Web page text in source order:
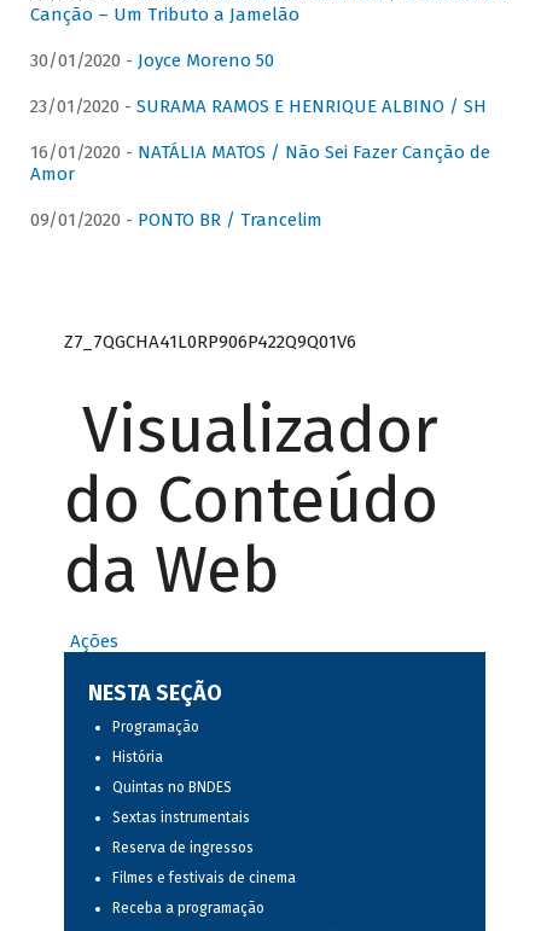
Canção – Um Tributo a Jamelão
30/01/2020 - Joyce Moreno 50
23/01/2020 - SURAMA RAMOS E HENRIQUE ALBINO / SH
16/01/2020 - NATÁLIA MATOS / Não Sei Fazer Canção de
Amor
09/01/2020 - PONTO BR / Trancelim
Z7_7QGCHA41L0RP906P422Q9Q01V6
Visualizador
do Conteúdo
da Web
Ações
NESTA SEÇÃO
Programação
História
Quintas no BNDES
Sextas instrumentais
Reserva de ingressos
Filmes e festivais de cinema
Receba a programação